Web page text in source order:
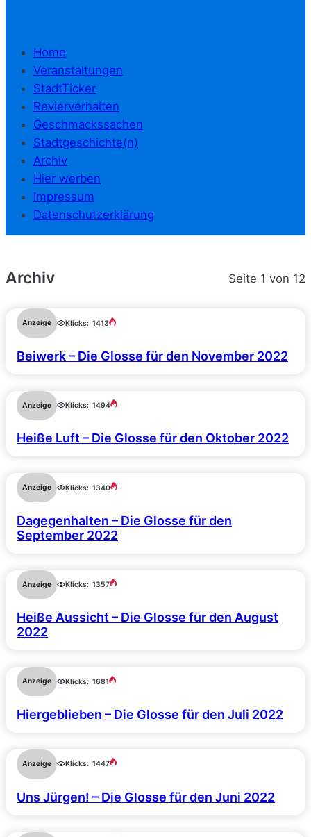
Home
Veranstaltungen
StadtTicker
Revierverhalten
Geschmackssachen
Stadtgeschichte(n)
Archiv
Hier werben
Impressum
Datenschutzerklärung
Archiv Seite 1 von 12
Anzeige Klicks: 1413
Beiwerk – Die Glosse für den November 2022
Anzeige Klicks: 1494
Heiße Luft – Die Glosse für den Oktober 2022
Anzeige Klicks: 1340
Dagegenhalten – Die Glosse für den
September 2022
Anzeige Klicks: 1357
Heiße Aussicht – Die Glosse für den August
2022
Anzeige Klicks: 1681
Hiergeblieben – Die Glosse für den Juli 2022
Anzeige Klicks: 1447
Uns Jürgen! – Die Glosse für den Juni 2022